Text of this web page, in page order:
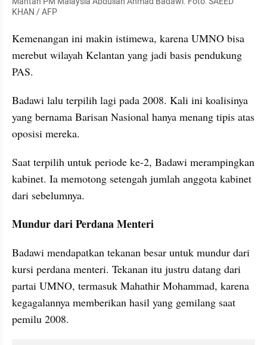
KHAN / AFP
Kemenangan ini makin istimewa, karena UMNO bisa
merebut wilayah Kelantan yang jadi basis pendukung
PAS.
Badawi lalu terpilih lagi pada 2008. Kali ini koalisinya
yang bernama Barisan Nasional hanya menang tipis atas
oposisi mereka.
Saat terpilih untuk periode ke-2, Badawi merampingkan
kabinet. Ia memotong setengah jumlah anggota kabinet
dari sebelumnya.
Mundur dari Perdana Menteri
Badawi mendapatkan tekanan besar untuk mundur dari
kursi perdana menteri. Tekanan itu justru datang dari
partai UMNO, termasuk Mahathir Mohammad, karena
kegagalannya memberikan hasil yang gemilang saat
pemilu 2008.